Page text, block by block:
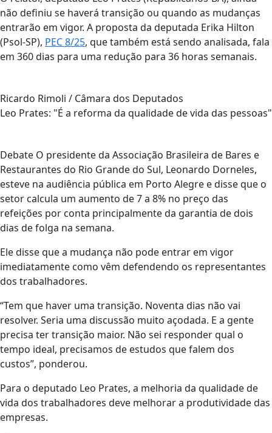
não definiu se haverá transição ou quando as mudanças
entrarão em vigor. A proposta da deputada Erika Hilton
(Psol-SP), PEC 8/25, que também está sendo analisada, fala
em 360 dias para uma redução para 36 horas semanais.
Ricardo Rimoli / Câmara dos Deputados
Leo Prates: "É a reforma da qualidade de vida das pessoas"
Debate O presidente da Associação Brasileira de Bares e
Restaurantes do Rio Grande do Sul, Leonardo Dorneles,
esteve na audiência pública em Porto Alegre e disse que o
setor calcula um aumento de 7 a 8% no preço das
refeições por conta principalmente da garantia de dois
dias de folga na semana.
Ele disse que a mudança não pode entrar em vigor
imediatamente como vêm defendendo os representantes
dos trabalhadores.
“Tem que haver uma transição. Noventa dias não vai
resolver. Seria uma discussão muito açodada. E a gente
precisa ter transição maior. Não sei responder qual o
tempo ideal, precisamos de estudos que falem dos
custos”, ponderou.
Para o deputado Leo Prates, a melhoria da qualidade de
vida dos trabalhadores deve melhorar a produtividade das
empresas.